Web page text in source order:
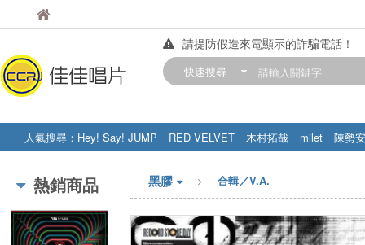
佳佳唱片
請提防假造來電顯示的詐騙電話！
【中華門市營業時間調整公告】
快速搜尋
人氣搜尋： Hey! Say! JUMP RED VELVET 木村拓哉 milet
陳勢安
STRAY KIDS
盧廣仲 周杰伦
熱銷商品 黑膠 合輯／V.A.